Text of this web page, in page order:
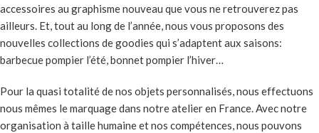
accessoires au graphisme nouveau que vous ne retrouverez pas
ailleurs. Et, tout au long de l’année, nous vous proposons des
nouvelles collections de goodies qui s’adaptent aux saisons:
barbecue pompier l’été, bonnet pompier l’hiver…
Pour la quasi totalité de nos objets personnalisés, nous effectuons
nous mêmes le marquage dans notre atelier en France. Avec notre
organisation à taille humaine et nos compétences, nous pouvons